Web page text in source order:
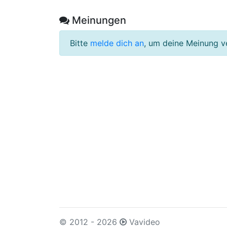
Meinungen
Bitte melde dich an, um deine Meinung
© 2012 - 2026 Vavideo